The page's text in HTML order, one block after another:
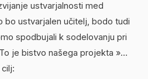
ustvarjalnosti med
bo ustvarjalen učitelj, bodo tudi
spodbujali k sodelovanju pri
je bistvo našega projekta »…